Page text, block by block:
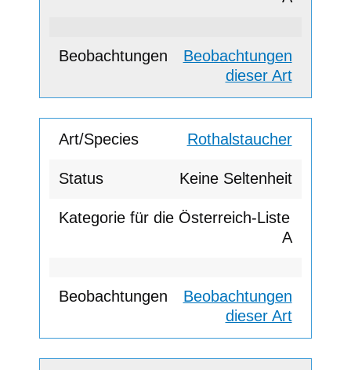
Beobachtungen
dieser Art
Rothalstaucher
Keine Seltenheit
A
Beobachtungen
dieser Art